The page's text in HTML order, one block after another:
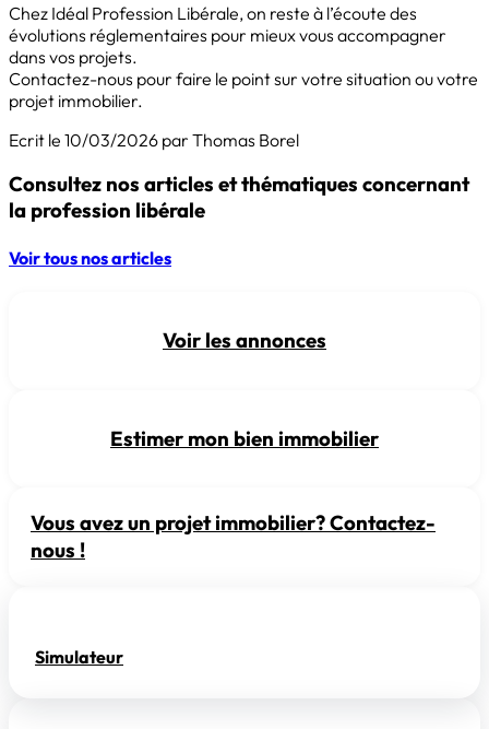
Chez Idéal Profession Libérale, on reste à l’écoute des
évolutions réglementaires pour mieux vous accompagner
dans vos projets.
Contactez-nous pour faire le point sur votre situation ou votre
projet immobilier.
Ecrit le 10/03/2026 par Thomas Borel
Consultez nos articles et thématiques concernant
la profession libérale
Voir tous nos articles
Voir les annonces
Estimer mon bien immobilier
Vous avez un projet immobilier? Contactez-
nous !
Simulateur